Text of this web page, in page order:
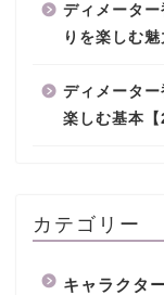
ディメータ
りを楽しむ
ディメータ
楽しむ基本【
カテゴリー
キャラクタ